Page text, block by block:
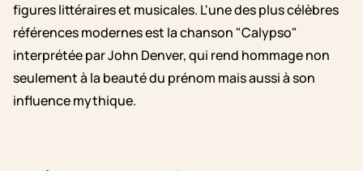
figures littéraires et musicales. L'une des plus célèbres
références modernes est la chanson "Calypso"
interprétée par John Denver, qui rend hommage non
seulement à la beauté du prénom mais aussi à son
influence mythique.